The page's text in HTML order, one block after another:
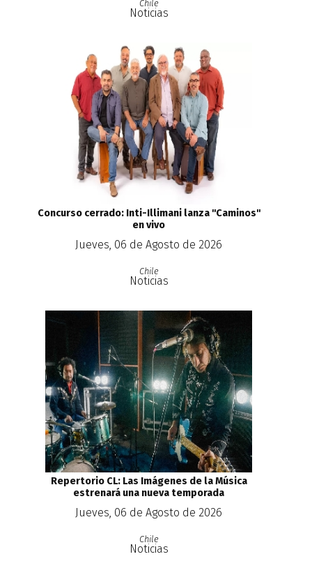
Chile
Noticias
Concurso cerrado: Inti-Illimani lanza ''Caminos''
en vivo
Jueves, 06 de Agosto de 2026
Chile
Noticias
Repertorio CL: Las Imágenes de la Música
estrenará una nueva temporada
Jueves, 06 de Agosto de 2026
Chile
Noticias